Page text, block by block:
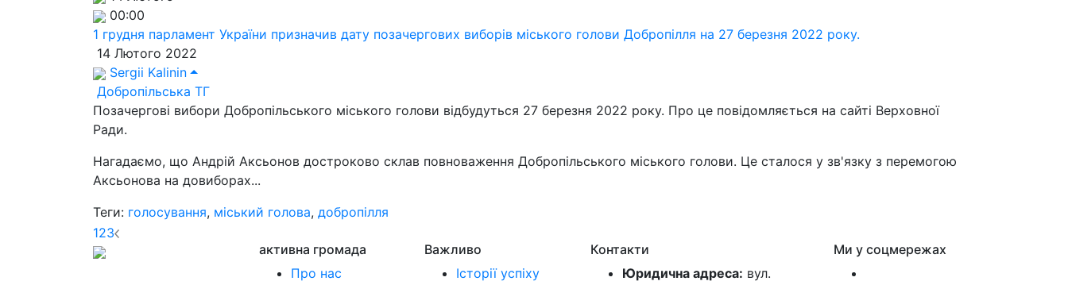
00:00
1 грудня парламент України призначив дату позачергових виборів міського голови Добропілля на 27 березня 2022 року.
14 Лютого 2022
Sergii Kalinin
Добропільська ТГ
Позачергові вибори Добропільського міського голови відбудуться 27 березня 2022 року. Про це повідомляється на сайті Верховної
Ради.
Нагадаємо, що Андрій Аксьонов достроково склав повноваження Добропільського міського голови. Це сталося у зв'язку з перемогою
Аксьонова на довиборах...
Теги: голосування, міський голова, добропілля
123
активна громада
Про нас
Важливо
Історії успіху
Контакти
Юридична адреса: вул.
Ми у соцмережах